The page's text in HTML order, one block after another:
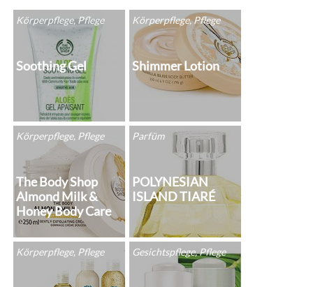
Körperpflege, Pflege
Soothing Gel
Körperpflege, Pflege
Shimmer Lotion
Körperpflege, Pflege
The Body Shop
Almond Milk &
Honey Body Care
Parfüm
POLYNESIAN
ISLAND TIARÉ
Körperpflege, Pflege Gesichtspflege, Pflege